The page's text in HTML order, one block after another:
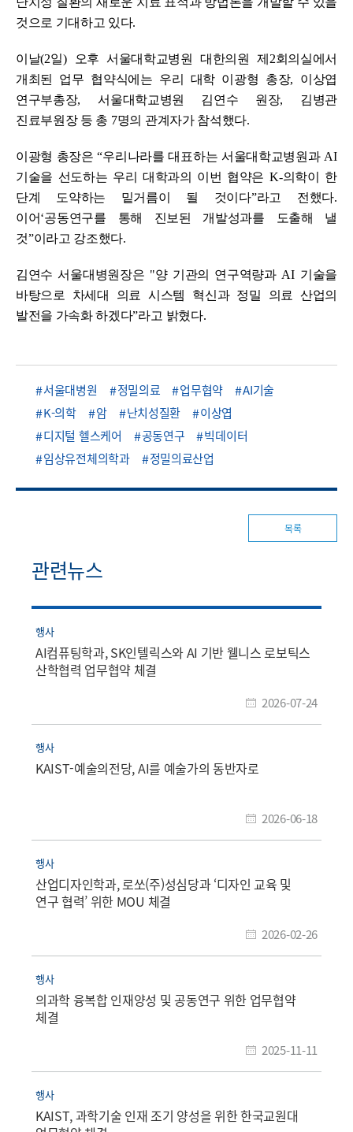
것으로 기대하고 있다.
이날(2일) 오후 서울대학교병원 대한의원 제 2회의실에서
개최된 업무 협약식에는 우리 대학 이광형 총장, 이상엽
연구부총장,서울대학교병원 김연수 원장, 김병관
진료부원장 등 총 7명의 관계자가 참석했다.
이광형 총장은“우리나라를 대표하는 서울대학교병원과 AI
기술을 선도하는 우리 대학과의 이번 협약은 K-의학이 한
단계 도약하는 밑거름이 될 것이다”라고 전했다.
이어‘공동연구를 통해 진보된 개발성과를 도출해 낼
것”이라고 강조했다.
김연수 서울대병원장은 "양 기관의 연구역량과 AI 기술을
바탕으로 차세대 의료 시스템 혁신과 정밀 의료 산업의
발전을 가속화 하겠다”라고 밝혔다.
서울대병원 정밀의료 업무협약
AI기술
K-의학
암 난치성질환
이상엽
디지털 헬스케어
공동연구
빅데이터
임상유전체의학과
정밀의료산업
목록
관련뉴스
행사
AI컴퓨팅학과, SK인텔릭스와 AI 기반 웰니스 로보틱스
산학협력 업무협약 체결
2026-07-24
행사
KAIST-예술의전당, AI를 예술가의 동반자로
2026-06-18
행사
산업디자인학과, 로쏘(주)성심당과 ‘디자인 교육 및
연구 협력’ 위한 MOU 체결
2026-02-26
행사
의과학 융복합 인재양성 및 공동연구 위한 업무협약
체결
2025-11-11
행사
KAIST, 과학기술 인재 조기 양성을 위한 한국교원대